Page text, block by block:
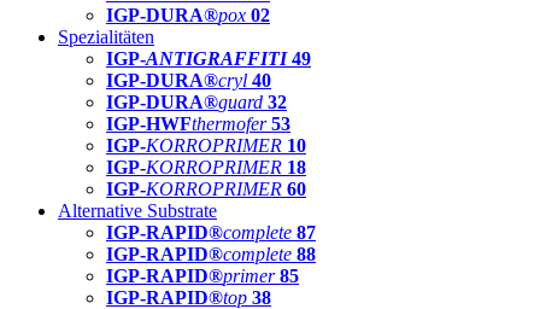
IGP-DURA®pox 02
Spezialitäten
IGP-ANTIGRAFFITI49
IGP-DURA®cryl 40
IGP-DURA®guard 32
IGP-HWFthermofer 53
IGP-KORROPRIMER 10
IGP-KORROPRIMER 18
IGP-KORROPRIMER 60
Alternative Substrate
IGP-RAPID®complete 87
IGP-RAPID®complete 88
IGP-RAPID®primer 85
IGP-RAPID®top 38